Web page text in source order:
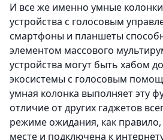
И все же именно умные
устройства с голосовым
смартфоны и планшеты
элементом массового
устройства могут быть хабом
экосистемы с голосовым
умная колонка выполняет эту
отличие от других гаджетов
режиме ожидания, как
месте и подключена к